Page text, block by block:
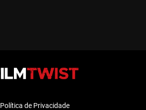
Política de Privacidade